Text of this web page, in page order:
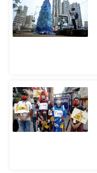
ष्ट्री
य
स
उ
द्यो